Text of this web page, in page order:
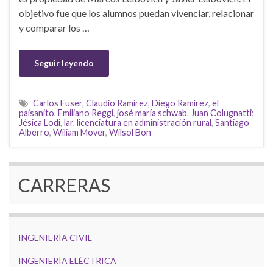
objetivo fue que los alumnos puedan vivenciar, relacionar
y comparar los …
Seguir leyendo
Carlos Fuser, Claudio Ramírez, Diego Ramírez, el
paisanito, Emiliano Reggi, josé maría schwab, Juan Colugnatti;
Jésica Lodi, lar, licenciatura en administración rural, Santiago
Alberro, Wiliam Mover, Wilsol Bon
CARRERAS
INGENIERÍA CIVIL
INGENIERÍA ELÉCTRICA